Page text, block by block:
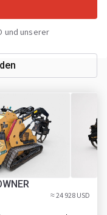
und unserer
≈ 24 928 USD